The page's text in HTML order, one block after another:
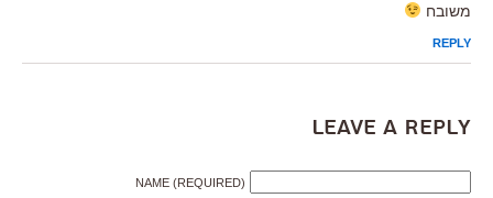
משובח
REPLY
Leave a Reply
NAME (REQUIRED)